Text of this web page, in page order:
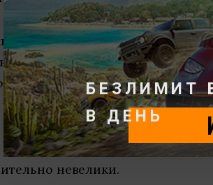
часть. Было бы лучше
стать игроком мирового
невелики.
БЕЗЛИМИТ
В ДЕНЬ